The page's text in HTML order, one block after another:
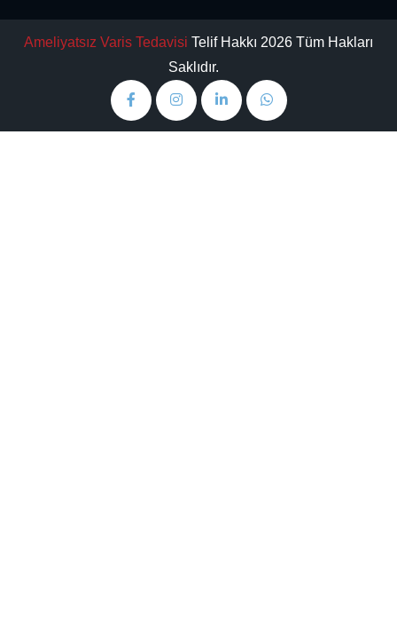
Ameliyatsız Varis Tedavisi Telif Hakkı 2026 Tüm Hakları
Saklıdır.